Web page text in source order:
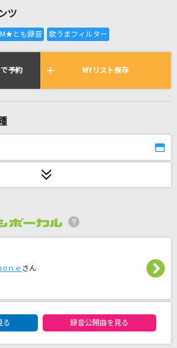
全国りれき
ムで歌われている曲の一覧
るゆり大事件
ツ
予約 MYリスト保存
οｎｅ さん
る 録音公開曲を見る